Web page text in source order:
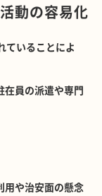
動の容易化
ていることによ
在員の派遣や専門
用や治安面の懸念